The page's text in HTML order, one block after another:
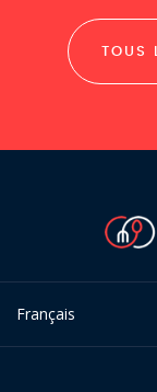
TOUS
Français